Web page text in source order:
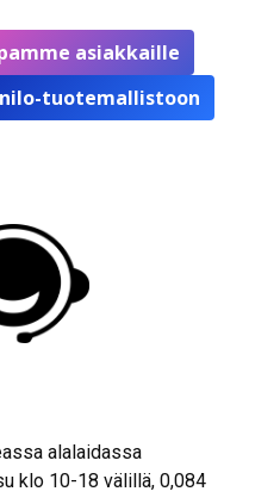
asiakkaille
tuotemallistoon
alalaidassa
klo 10-18 välillä, 0,084